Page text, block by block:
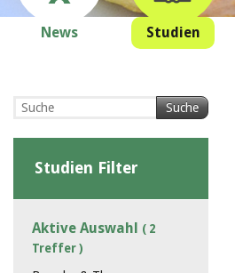
News Studien
Suche
Studien Filter
Aktive Auswahl ( 2
Treffer )